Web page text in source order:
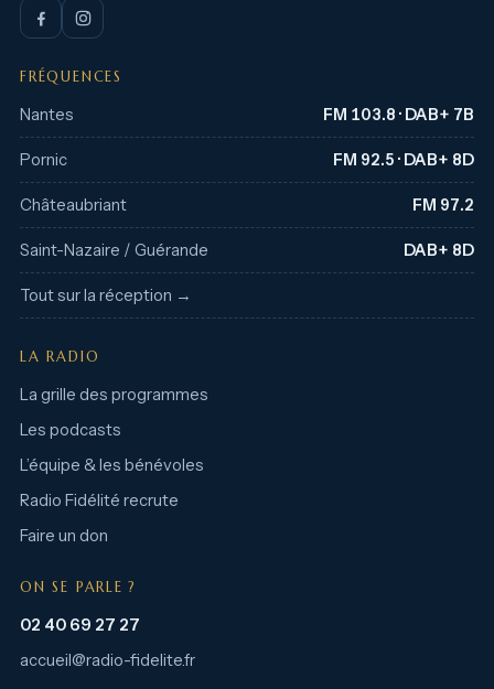
FRÉQUENCES
Nantes FM 103.8 · DAB+ 7B
Pornic FM 92.5 · DAB+ 8D
Châteaubriant FM 97.2
Saint-Nazaire / Guérande DAB+ 8D
Tout sur la réception →
LA RADIO
La grille des programmes
Les podcasts
L’équipe & les bénévoles
Radio Fidélité recrute
Faire un don
ON SE PARLE ?
02 40 69 27 27
accueil@radio-fidelite.fr